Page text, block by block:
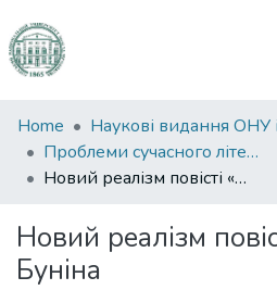
Communities
&
Collections
Statistics
Home
Проблеми сучасного літературознавства
Новий реалізм повісті «Деревня» І. Буніна
Новий реалізм
Буніна